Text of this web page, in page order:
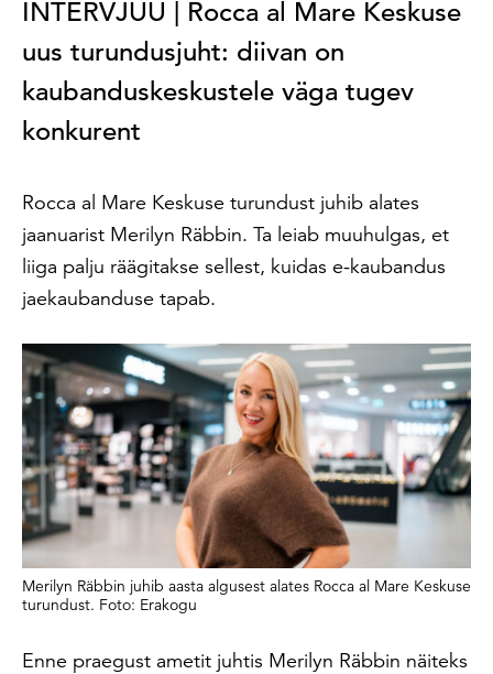
INTERVJUU | Rocca al Mare Keskuse
uus turundusjuht: diivan on
kaubanduskeskustele väga tugev
konkurent
Rocca al Mare Keskuse turundust juhib alates
jaanuarist Merilyn Räbbin. Ta leiab muuhulgas, et
liiga palju räägitakse sellest, kuidas e-kaubandus
jaekaubanduse tapab.
Merilyn Räbbin juhib aasta algusest alates Rocca al Mare Keskuse
turundust. Foto: Erakogu
Enne praegust ametit juhtis Merilyn Räbbin näiteks